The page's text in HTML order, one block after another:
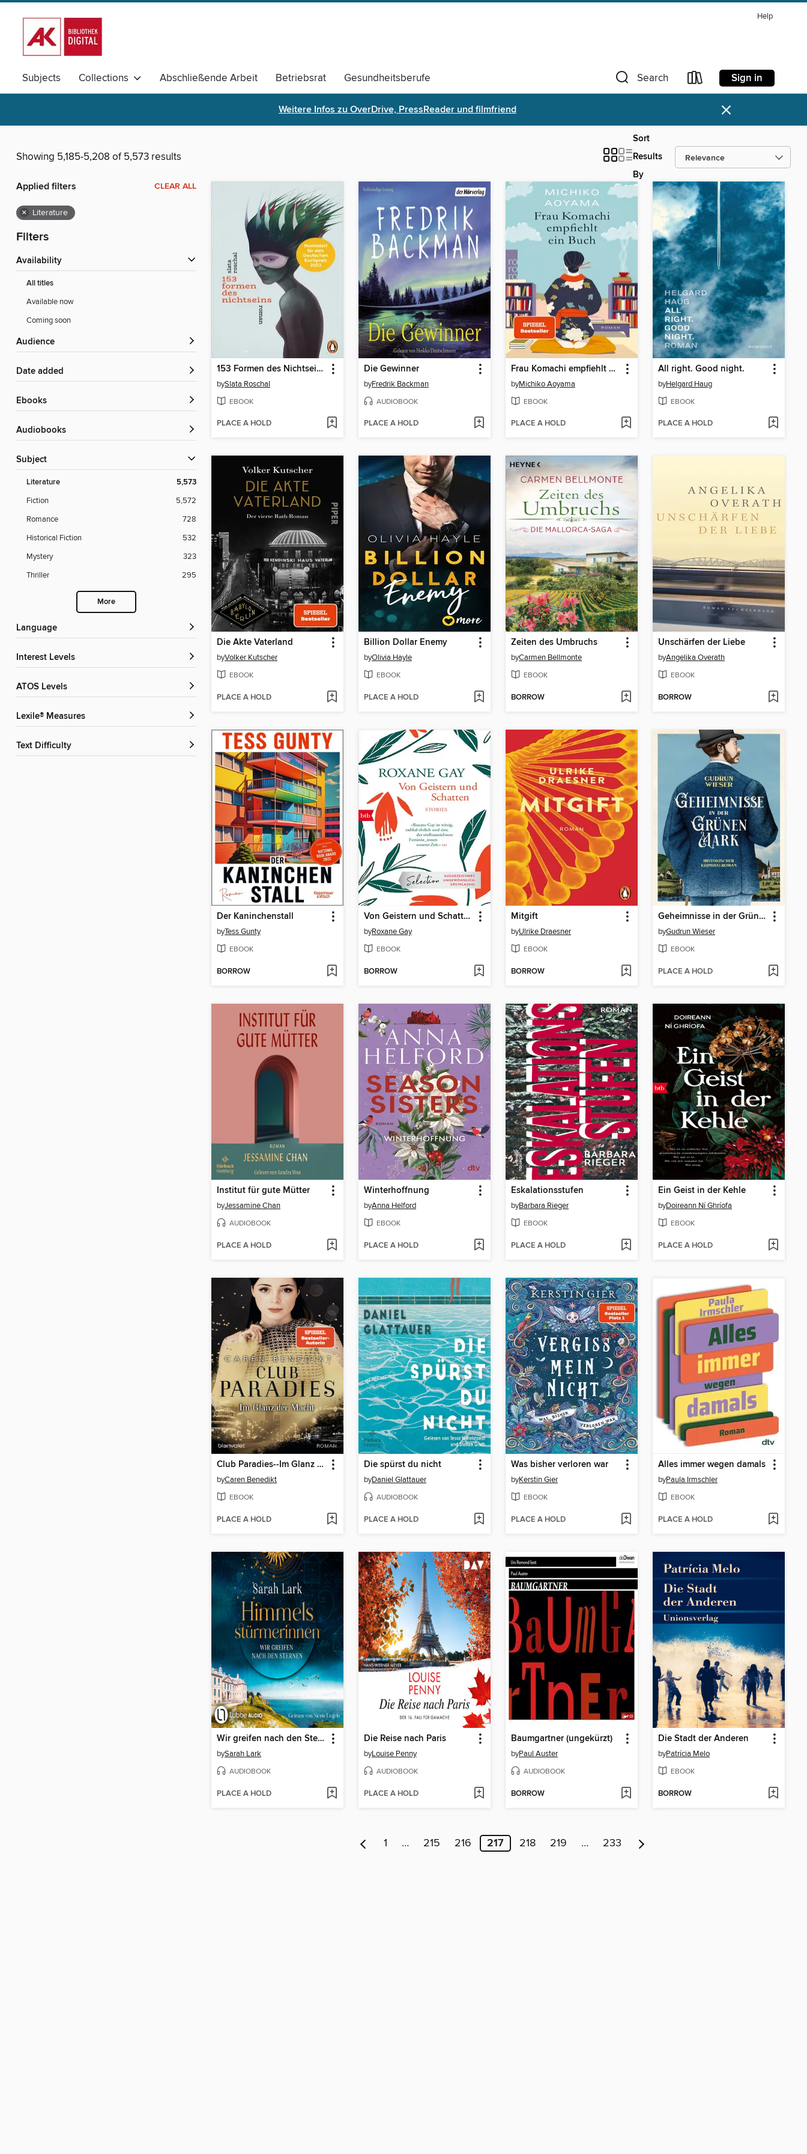
Help
Subjects Collections Abschließende Arbeit Betriebsrat
Gesundheitsberufe
Elementarpädagogik
Schulpädagogik Magazines Monatsthemen Archiv
Search Sign in
Weitere Infos zu OverDrive, PressReader und filmfriend ×
Showing 5,185-5,208 of 5,573 results
Sort
Results
By
Applied filters CLEAR ALL
× Literature
Filters
Availability
All titles
Available now
Coming soon
Audience
Date added
ebooks
Audiobooks
Subject
Literature 5,573
Fiction
5,572
Romance
728
Historical Fiction
532
Mystery
323
Thriller
295
More
Language
Interest Levels
ATOS Levels
Lexile® Measures
Text Difficulty
153 Formen des Nichtseins
bySlata Roschal
EBOOK
PLACE A HOLD
Die Gewinner
byFredrik Backman
AUDIOBOOK
PLACE A HOLD
Frau Komachi empfiehlt ein Buch
byMichiko Aoyama
EBOOK
PLACE A HOLD
All right. Good night.
byHelgard Haug
EBOOK
PLACE A HOLD
Die Akte Vaterland
byVolker Kutscher
EBOOK
PLACE A HOLD
Billion Dollar Enemy
byOlivia Hayle
EBOOK
PLACE A HOLD
Zeiten des Umbruchs
byCarmen Bellmonte
EBOOK
BORROW
Unschärfen der Liebe
byAngelika Overath
EBOOK
BORROW
Der Kaninchenstall
byTess Gunty
EBOOK
BORROW
Von Geistern und Schatten
byRoxane Gay
EBOOK
BORROW
Mitgift
byUlrike Draesner
EBOOK
BORROW
Geheimnisse in der Grünen Mark
byGudrun Wieser
EBOOK
PLACE A HOLD
Institut für gute Mütter
byJessamine Chan
AUDIOBOOK
PLACE A HOLD
Winterhoffnung
byAnna Helford
EBOOK
PLACE A HOLD
Eskalationsstufen
byBarbara Rieger
EBOOK
PLACE A HOLD
Ein Geist in der Kehle
byDoireann Ní Ghríofa
EBOOK
PLACE A HOLD
Club Paradies--Im Glanz der Macht
byCaren Benedikt
EBOOK
PLACE A HOLD
Die spürst du nicht
byDaniel Glattauer
AUDIOBOOK
PLACE A HOLD
Was bisher verloren war
byKerstin Gier
EBOOK
PLACE A HOLD
Alles immer wegen damals
byPaula Irmschler
EBOOK
PLACE A HOLD
Wir greifen nach den Sternen--Himmelsstürmerinnen-Saga, Teil 1 (Gekürzt)
bySarah Lark
AUDIOBOOK
PLACE A HOLD
Die Reise nach Paris
byLouise Penny
AUDIOBOOK
PLACE A HOLD
Baumgartner (ungekürzt)
byPaul Auster
AUDIOBOOK
BORROW
Die Stadt der Anderen
byPatrícia Melo
EBOOK
BORROW
1 … 215 216 217 218 219 … 233